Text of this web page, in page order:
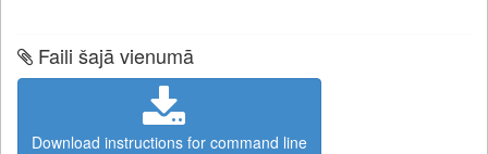
Faili šajā vienumā
Download instructions for command line